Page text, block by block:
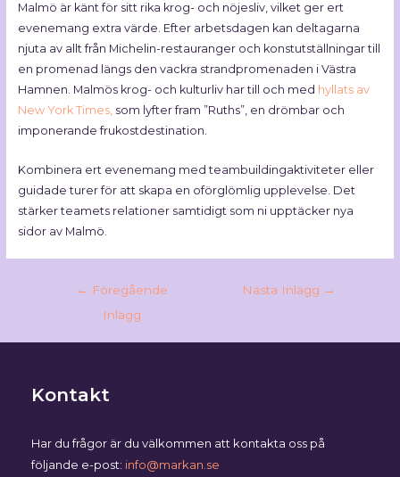
Malmö är känt för sitt rika krog- och nöjesliv, vilket ger ert
evenemang extra värde. Efter arbetsdagen kan deltagarna
njuta av allt från Michelin-restauranger och konstutställningar till
en promenad längs den vackra strandpromenaden i Västra
Hamnen. Malmös krog- och kulturliv har till och med hyllats av
New York Times,som lyfter fram ”Ruths”, en drömbar och
imponerande frukostdestination.
Kombinera ert evenemang med teambuildingaktiviteter eller
guidade turer för att skapa en oförglömlig upplevelse. Det
stärker teamets relationer samtidigt som ni upptäcker nya
sidor av Malmö.
← Föregående
Inlägg
Nästa Inlägg →
Kontakt
Har du frågor är du välkommen att kontakta oss på
följande e-post: info@markan.se